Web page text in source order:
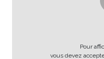
Pour
vous devez